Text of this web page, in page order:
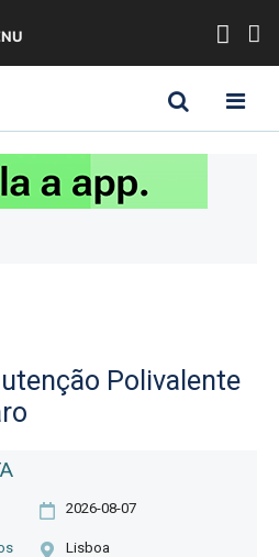
Polivalente
2026-08-07
Lisboa